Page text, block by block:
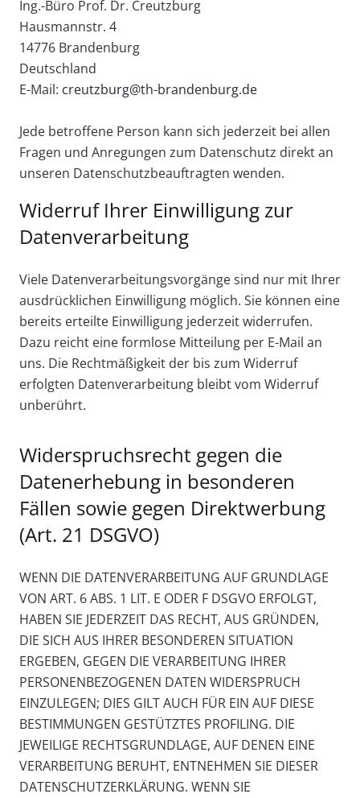
Ing.-Büro Prof. Dr. Creutzburg
Hausmannstr. 4
14776 Brandenburg
Deutschland
E-Mail: creutzburg@th-brandenburg.de
Jede betroffene Person kann sich jederzeit bei allen
Fragen und Anregungen zum Datenschutz direkt an
unseren Datenschutzbeauftragten wenden.
Widerruf Ihrer Einwilligung zur
Datenverarbeitung
Viele Datenverarbeitungsvorgänge sind nur mit Ihrer
ausdrücklichen Einwilligung möglich. Sie können eine
bereits erteilte Einwilligung jederzeit widerrufen.
Dazu reicht eine formlose Mitteilung per E-Mail an
uns. Die Rechtmäßigkeit der bis zum Widerruf
erfolgten Datenverarbeitung bleibt vom Widerruf
unberührt.
Widerspruchsrecht gegen die
Datenerhebung in besonderen
Fällen sowie gegen Direktwerbung
(Art. 21 DSGVO)
WENN DIE DATENVERARBEITUNG AUF GRUNDLAGE
VON ART. 6 ABS. 1 LIT. E ODER F DSGVO ERFOLGT,
HABEN SIE JEDERZEIT DAS RECHT, AUS GRÜNDEN,
DIE SICH AUS IHRER BESONDEREN SITUATION
ERGEBEN, GEGEN DIE VERARBEITUNG IHRER
PERSONENBEZOGENEN DATEN WIDERSPRUCH
EINZULEGEN; DIES GILT AUCH FÜR EIN AUF DIESE
BESTIMMUNGEN GESTÜTZTES PROFILING. DIE
JEWEILIGE RECHTSGRUNDLAGE, AUF DENEN EINE
VERARBEITUNG BERUHT, ENTNEHMEN SIE DIESER
DATENSCHUTZERKLÄRUNG. WENN SIE